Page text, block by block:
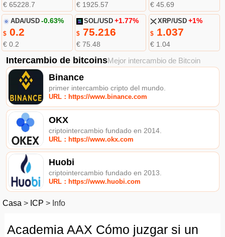
€ 65228.7 € 1925.57 € 45.69
ADA/USD -0.63%
$0.2
€ 0.2
SOL/USD +1.77%
$ 75.216
€ 75.48
XRP/USD +1%
$1.037
€ 1.04
Intercambio de bitcoinsMejor intercambio de Bitcoin
Binance
primer intercambio cripto del mundo.
URL：https://www.binance.com
OKX
criptointercambio fundado en 2014.
URL：https://www.okx.com
Huobi
criptointercambio fundado en 2013.
URL：https://www.huobi.com
Casa > ICP > Info
Academia AAX Cómo juzgar si un